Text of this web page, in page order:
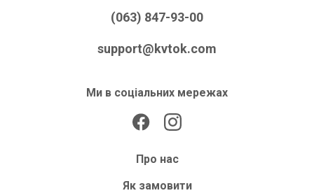
(063) 847-93-00
support@kvtok.com
Ми в соціальних мережах
Про нас
Як замовити